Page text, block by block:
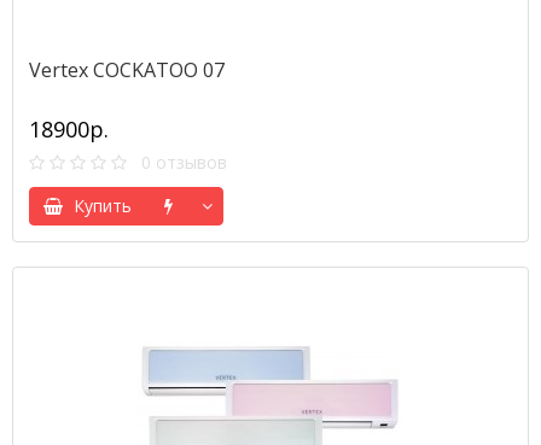
Vertex COCKATOO 07
18900р.
0 отзывов
Купить